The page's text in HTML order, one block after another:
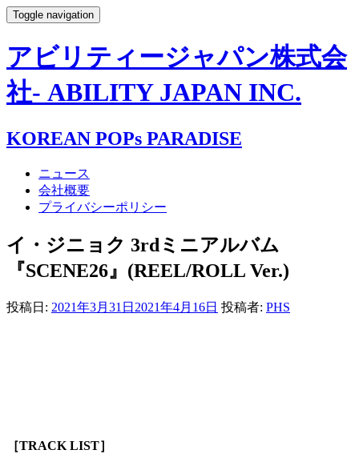
Toggle navigation
アビリティージャパン株式会
社- ABILITY JAPAN INC.
KOREAN POPs PARADISE
ニュース
会社概要
プライバシーポリシー
イ・ジニョク 3rdミニアルバム
『SCENE26』(REEL/ROLL Ver.)
投稿日: 2021年3月31日 2021年4月16日 投稿者: PHS
［TRACK LIST］